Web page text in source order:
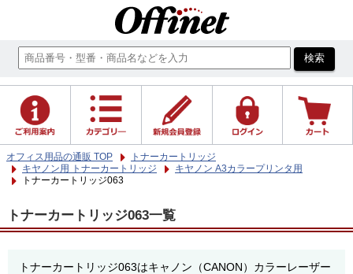
オフィス用品の通販 TOP
トナーカートリッジ
キヤノン用 トナーカートリッジ
キヤノン A3カラープリンタ用
トナーカートリッジ063
トナーカートリッジ063一覧
トナーカートリッジ063はキャノン（CANON）カラーレーザー